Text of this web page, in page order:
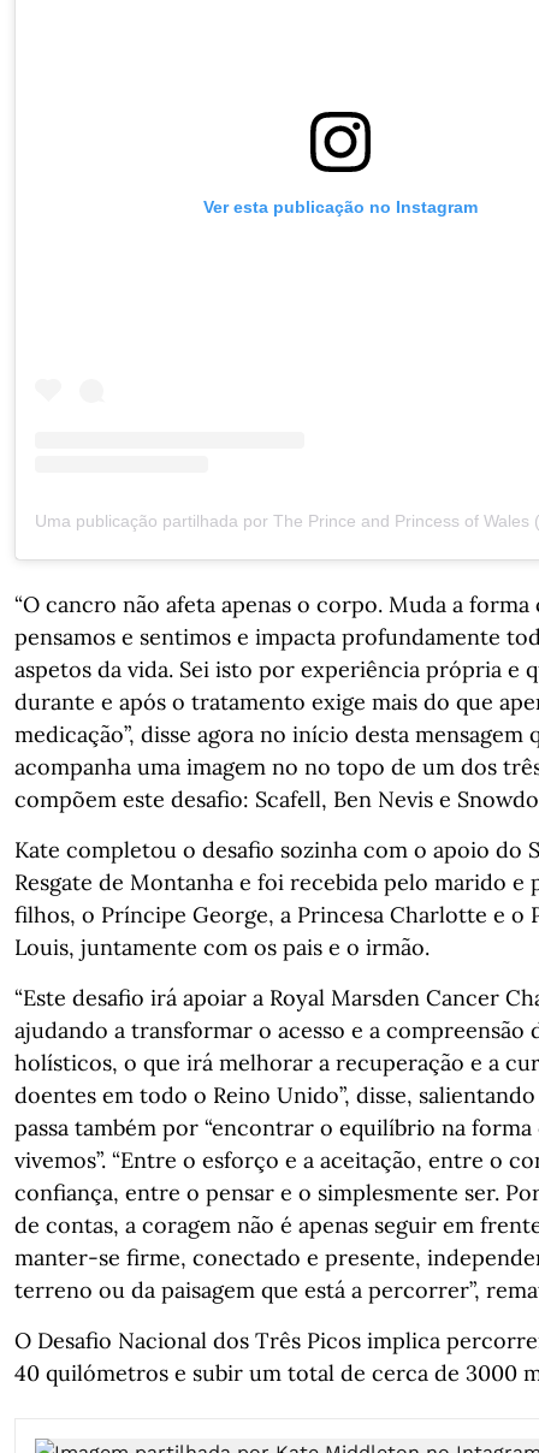
Ver esta publicação no Instagram
“O cancro não afeta apenas o corpo. Muda a forma
pensamos e sentimos e impacta profundamente
aspetos da vida. Sei isto por experiência própria e
durante e após o tratamento exige mais do que
medicação”, disse agora no início desta mensagem
acompanha uma imagem no no topo de um dos
compõem este desafio: Scafell, Ben Nevis e
Kate completou o desafio sozinha com o apoio do
Resgate de Montanha e foi recebida pelo marido e
filhos, o Príncipe George, a Princesa Charlotte e o
Louis, juntamente com os pais e o irmão.
“Este desafio irá apoiar a Royal Marsden Cancer
ajudando a transformar o acesso e a compreensão
holísticos, o que irá melhorar a recuperação e a
doentes em todo o Reino Unido”, disse,
passa também por “encontrar o equilíbrio na
vivemos”. “Entre o esforço e a aceitação, entre o
confiança, entre o pensar e o simplesmente ser.
de contas, a coragem não é apenas seguir em
manter-se firme, conectado e presente,
terreno ou da paisagem que está a percorrer”,
O Desafio Nacional dos Três Picos implica
40 quilómetros e subir um total de cerca de 3000